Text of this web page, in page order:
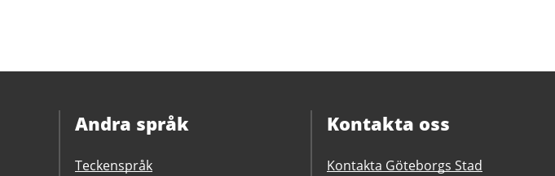
Andra språk
Teckenspråk
Kontakta oss
Kontakta Göteborgs Stad